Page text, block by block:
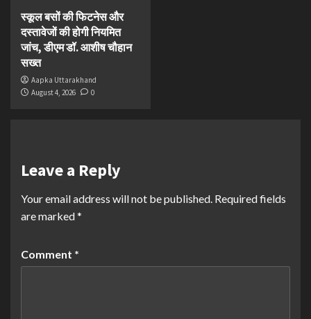
स्कूल बसों की फिटनेस और
दस्तावेजों की होगी नियमित
जांच, डीएम डॉ. आशीष चौहान
सख्त
Aapka Uttarakhand
August 4, 2026
0
Leave a Reply
Your email address will not be published. Required fields
are marked*
Comment *